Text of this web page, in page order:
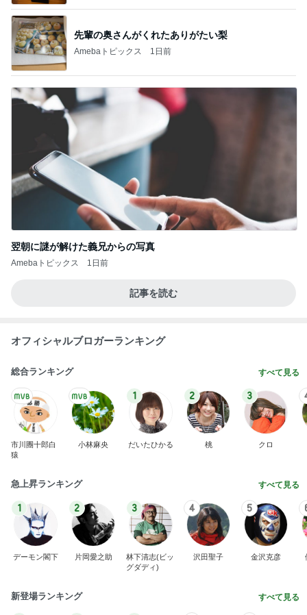
先輩の奥さんがくれたありがたい梨
Amebaトピックス 1日前
翌朝に謎が解けた義兄からの写真
Amebaトピックス 1日前
記事を読む
オフィシャルブロガーランキング
総合ランキング すべて見る
市川團十郎白
猿
小林麻央
1
だいたひかる
2
桃
3
クロ
急上昇ランキング すべて見る
1
デーモン閣下
2
片岡愛之助
3
林下清志(ビッ
グダディ)
4
沢田聖子
5
金沢克彦
新登場ランキング すべて見る